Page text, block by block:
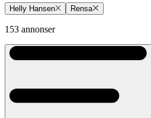
Helly Hansen Rensa
153 annonser